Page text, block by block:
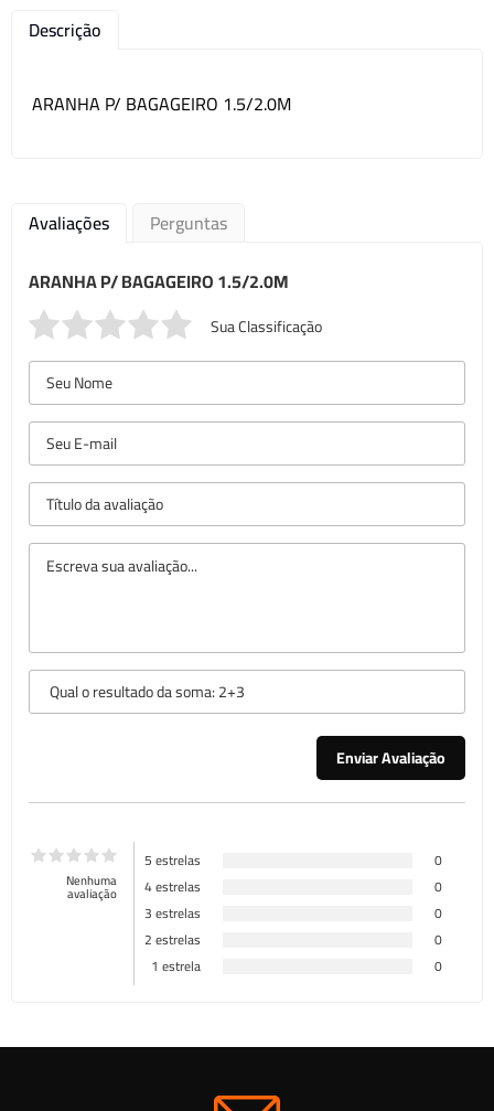
Descrição
ARANHA P/ BAGAGEIRO 1.5/2.0M
Avaliações
Perguntas
ARANHA P/ BAGAGEIRO 1.5/2.0M
Sua Classificação
Nenhuma
avaliação
5 estrelas
0
4 estrelas
0
3 estrelas
0
2 estrelas
0
1 estrela
0